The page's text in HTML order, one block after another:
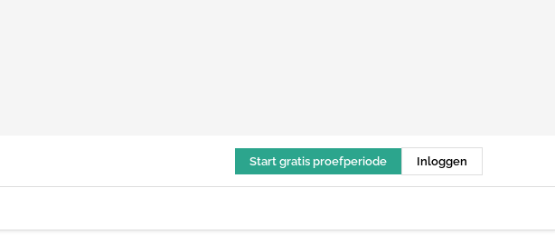
Start gratis proefperiode Inloggen